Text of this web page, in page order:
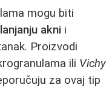
mogu biti
akni i
Proizvodi
ili Vichy
za ovaj tip